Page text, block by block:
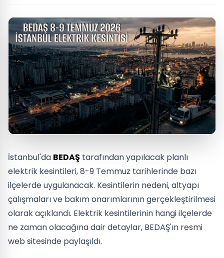
İstanbul'da BEDAŞ tarafından yapılacak planlı
elektrik kesintileri, 8-9 Temmuz tarihlerinde bazı
ilçelerde uygulanacak. Kesintilerin nedeni, altyapı
çalışmaları ve bakım onarımlarının gerçekleştirilmesi
olarak açıklandı. Elektrik kesintilerinin hangi ilçelerde
ne zaman olacağına dair detaylar, BEDAŞ'ın resmi
web sitesinde paylaşıldı.